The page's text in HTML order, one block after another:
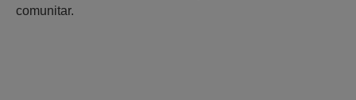
comunitar.